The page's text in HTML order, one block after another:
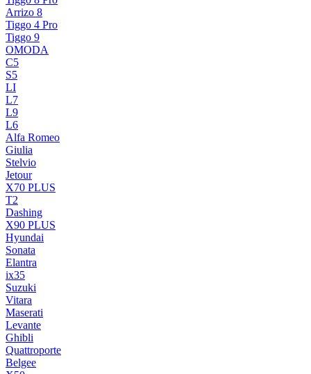
Arrizo 8
Tiggo 4 Pro
Tiggo 9
OMODA
C5
S5
LI
L7
L9
L6
Alfa Romeo
Giulia
Stelvio
Jetour
X70 PLUS
T2
Dashing
X90 PLUS
Hyundai
Sonata
Elantra
ix35
Suzuki
Vitara
Maserati
Levante
Ghibli
Quattroporte
Belgee